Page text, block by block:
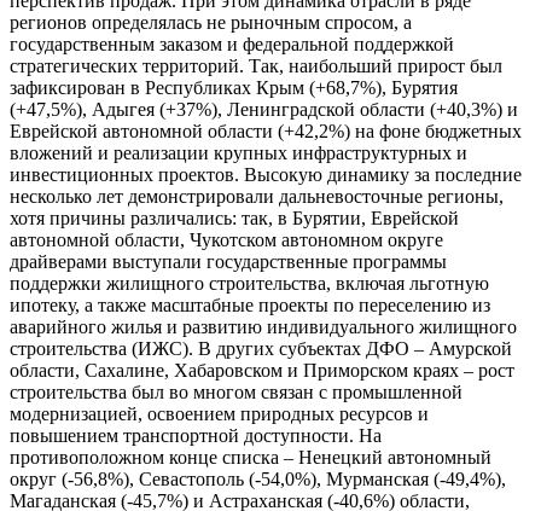
регионов определялась не рыночным спросом, а
государственным заказом и федеральной поддержкой
стратегических территорий. Так, наибольший прирост был
зафиксирован в Республиках Крым (+68,7%), Бурятия
(+47,5%), Адыгея (+37%), Ленинградской области (+40,3%) и
Еврейской автономной области (+42,2%) на фоне бюджетных
вложений и реализации крупных инфраструктурных и
инвестиционных проектов. Высокую динамику за последние
несколько лет демонстрировали дальневосточные регионы,
хотя причины различались: так, в Бурятии, Еврейской
автономной области, Чукотском автономном округе
драйверами выступали государственные программы
поддержки жилищного строительства, включая льготную
ипотеку, а также масштабные проекты по переселению из
аварийного жилья и развитию индивидуального жилищного
строительства (ИЖС). В других субъектах ДФО – Амурской
области, Сахалине, Хабаровском и Приморском краях – рост
строительства был во многом связан с промышленной
модернизацией, освоением природных ресурсов и
повышением транспортной доступности. На
противоположном конце списка – Ненецкий автономный
округ (-56,8%), Севастополь (-54,0%), Мурманская (-49,4%),
Магаданская (-45,7%) и Астраханская (-40,6%) области,